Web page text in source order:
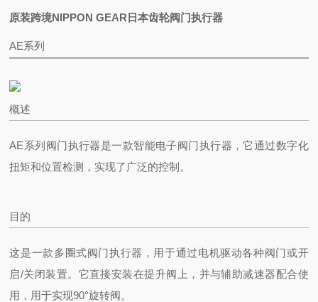
原装跨境NIPPON GEAR日本齿轮阀门执行器
AE系列
概述
AE系列阀门执行器是一款智能电子阀门执行器，它通过数字化
扭矩和位置检测，实现了广泛的控制。
目的
这是一款多圈式阀门执行器，用于通过电机驱动各种阀门或开
启/关闭装置。它直接安装在提升阀上，并与辅助减速器配合使
用，用于实现90°旋转阀。